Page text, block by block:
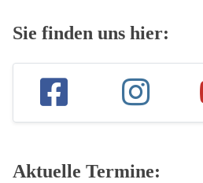
Sie finden uns hier:
Aktuelle Termine: